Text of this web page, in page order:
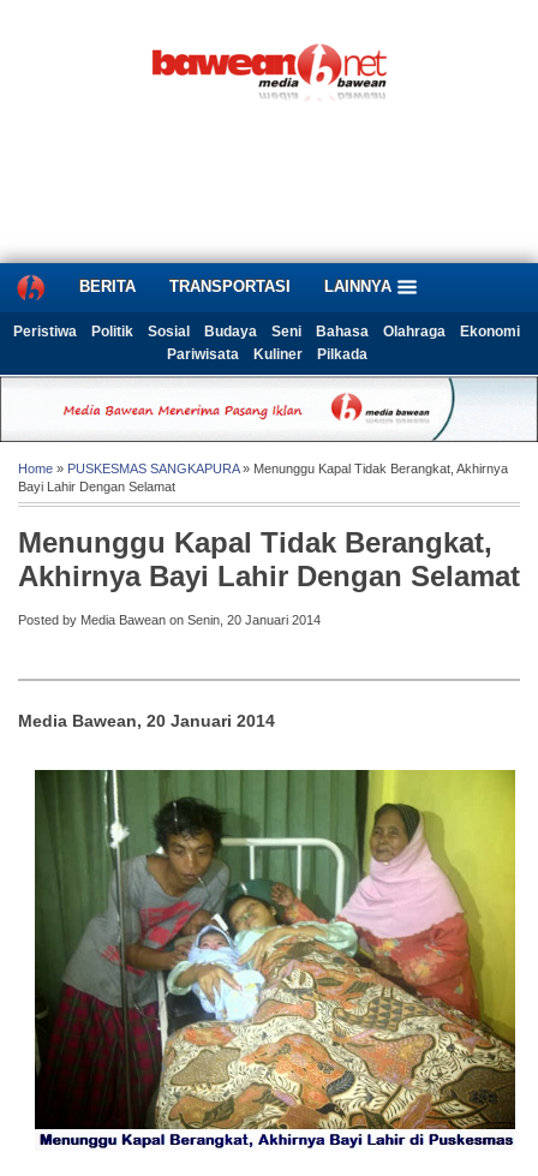
BERITA TRANSPORTASI LAINNYA
Peristiwa Politik Sosial Budaya Seni Bahasa Olahraga
Ekonomi
Pariwisata
Kuliner Pilkada
Home » PUSKESMAS SANGKAPURA» Menunggu Kapal Tidak Berangkat, Akhirnya
Bayi Lahir Dengan Selamat
Menunggu Kapal Tidak Berangkat,
Akhirnya Bayi Lahir Dengan Selamat
Posted by Media Bawean on Senin, 20 Januari 2014
Media Bawean, 20 Januari 2014